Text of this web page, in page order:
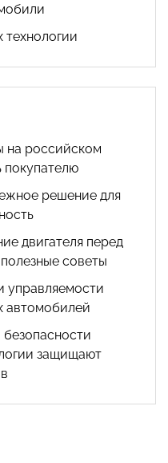
на российском
покупателю
решение для
двигателя перед
советы
управляемости
автомобилей
защищают